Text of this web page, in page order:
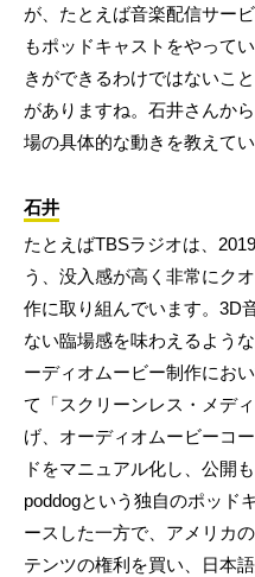
が、たとえば音楽配信サー
もポッドキャストをやって
きができるわけではないこ
がありますね。石井さんか
場の具体的な動きを教えて
石井
たとえばTBSラジオは、
う、没入感が高く非常にク
作に取り組んでいます。3D
ない臨場感を味わえるよう
ーディオムービー制作にお
て「スクリーンレス・メデ
げ、オーディオムービーコ
ドをマニュアル化し、公開
poddogという独自のポッド
ースした一方で、アメリカ
テンツの権利を買い、日本